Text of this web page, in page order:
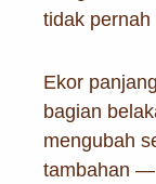
tidak
Ekor
bagian
mengubah
tambahan —